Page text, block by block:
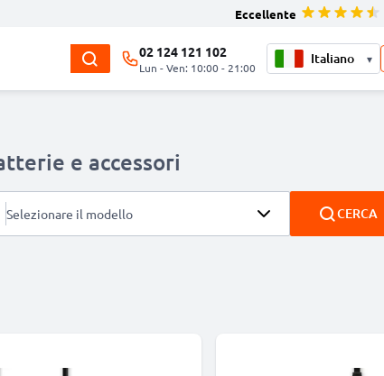
Eccellente
02 124 121 102
Lun - Ven: 10:00 - 21:00
▾
e accessori
Selezionare il modello CERCA